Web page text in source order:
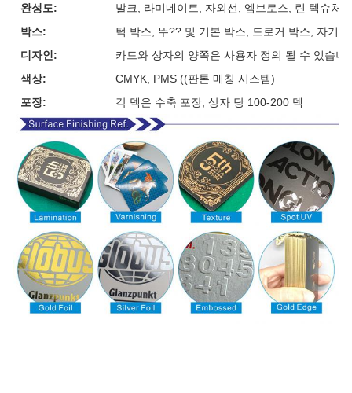
완성도:
발크, 라미네이트, 자외선, 엠브로스, 린 텍슈처,
박스:
턱 박스, 뚜?? 및 기본 박스, 드로거 박스, 자기
디자인:
카드와 상자의 양쪽은 사용자 정의 될 수 있습니
색상:
CMYK, PMS ((판톤 매칭 시스템)
포장:
각 덱은 수축 포장, 상자 당 100-200 덱